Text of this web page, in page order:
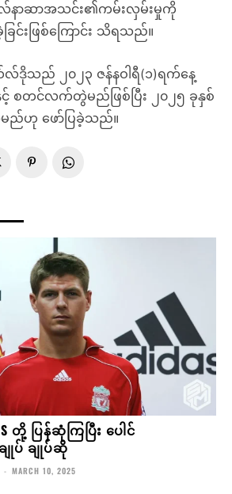
လ်နာဆာအသင်း၏ကမ်းလှမ်းမှုကို
င်းဖြစ်ကြောင်း သိရသည်။
လ်ဒိုသည် ၂၀၂၃ ဇန်နဝါရီ(၁)ရက်နေ့
စတင်လက်တွဲမည်ဖြစ်ပြီး ၂၀၂၅ ခုနှစ်
ည်ဟု ဖော်ပြခဲ့သည်။
တို့ ပြန်ဆုံကြပြီး ပေါင်
ျုပ် ချုပ်ဆို
- MARCH 10, 2025